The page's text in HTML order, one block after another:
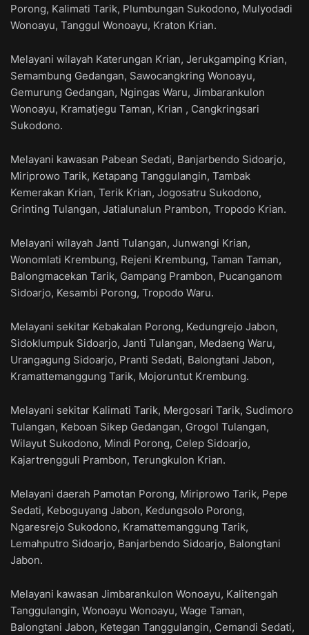
Porong, Kalimati Tarik, Plumbungan Sukodono, Mulyodadi
Wonoayu, Tanggul Wonoayu, Kraton Krian.
Melayani wilayah Katerungan Krian, Jerukgamping Krian,
Semambung Gedangan, Sawocangkring Wonoayu,
Gemurung Gedangan, Ngingas Waru, Jimbarankulon
Wonoayu, Kramatjegu Taman, Krian , Cangkringsari
Sukodono.
Melayani kawasan Pabean Sedati, Banjarbendo Sidoarjo,
Miriprowo Tarik, Ketapang Tanggulangin, Tambak
Kemerakan Krian, Terik Krian, Jogosatru Sukodono,
Grinting Tulangan, Jatialunalun Prambon, Tropodo Krian.
Melayani wilayah Janti Tulangan, Junwangi Krian,
Wonomlati Krembung, Rejeni Krembung, Taman Taman,
Balongmacekan Tarik, Gampang Prambon, Pucanganom
Sidoarjo, Kesambi Porong, Tropodo Waru.
Melayani sekitar Kebakalan Porong, Kedungrejo Jabon,
Sidoklumpuk Sidoarjo, Janti Tulangan, Medaeng Waru,
Urangagung Sidoarjo, Pranti Sedati, Balongtani Jabon,
Kramattemanggung Tarik, Mojoruntut Krembung.
Melayani sekitar Kalimati Tarik, Mergosari Tarik, Sudimoro
Tulangan, Keboan Sikep Gedangan, Grogol Tulangan,
Wilayut Sukodono, Mindi Porong, Celep Sidoarjo,
Kajartrengguli Prambon, Terungkulon Krian.
Melayani daerah Pamotan Porong, Miriprowo Tarik, Pepe
Sedati, Keboguyang Jabon, Kedungsolo Porong,
Ngaresrejo Sukodono, Kramattemanggung Tarik,
Lemahputro Sidoarjo, Banjarbendo Sidoarjo, Balongtani
Jabon.
Melayani kawasan Jimbarankulon Wonoayu, Kalitengah
Tanggulangin, Wonoayu Wonoayu, Wage Taman,
Balongtani Jabon, Ketegan Tanggulangin, Cemandi Sedati,